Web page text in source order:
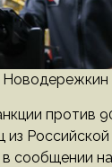
против
из
сообщении